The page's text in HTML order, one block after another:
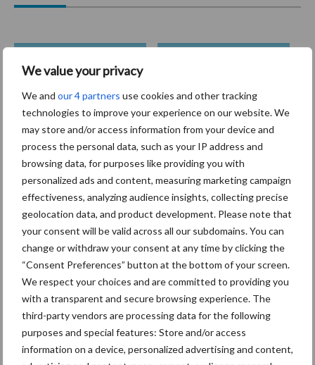
We value your privacy
We and our 4 partners use cookies and other tracking
technologies to improve your experience on our website. We
may store and/or access information from your device and
process the personal data, such as your IP address and
browsing data, for purposes like providing you with
personalized ads and content, measuring marketing campaign
effectiveness, analyzing audience insights, collecting precise
geolocation data, and product development. Please note that
your consent will be valid across all our subdomains. You can
change or withdraw your consent at any time by clicking the
“Consent Preferences” button at the bottom of your screen.
We respect your choices and are committed to providing you
with a transparent and secure browsing experience. The
third-party vendors are processing data for the following
purposes and special features: Store and/or access
information on a device, personalized advertising and content,
Primaire
Sidebar
Recent nieuws Partner nieuws
30 dec
Hervorming flexibele
arbeidscontracten kent mitsen en
maren
29 dec
Freddy van de Ridder Cleaners:
“Glazenwassen zit in m’n bloed,
Coronavirus
Toon meer